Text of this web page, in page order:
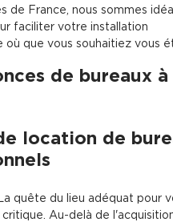
de France, nous sommes
faciliter votre installation
où que vous souhaitiez vous
de bureaux
location de
quête du lieu adéquat pour
Au-delà de